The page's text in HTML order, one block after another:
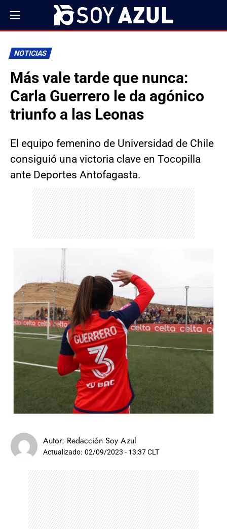
NOTICIAS
Más vale tarde que nunca:
Carla Guerrero le da agónico
triunfo a las Leonas
El equipo femenino de Universidad de Chile
consiguió una victoria clave en Tocopilla
ante Deportes Antofagasta.
Autor: Redacción Soy Azul
Actualizado: 02/09/2023 - 13:37 CLT